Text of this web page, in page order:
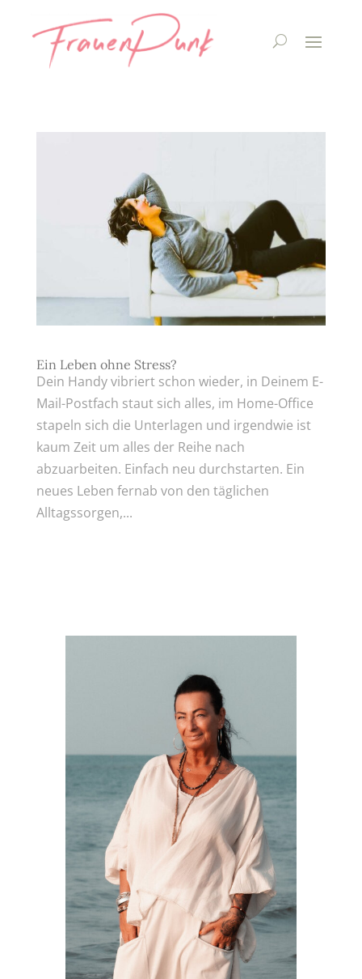
Ein Leben ohne Stress?
Dein Handy vibriert schon wieder, in Deinem E-
Mail-Postfach staut sich alles, im Home-Office
stapeln sich die Unterlagen und irgendwie ist
kaum Zeit um alles der Reihe nach
abzuarbeiten. Einfach neu durchstarten. Ein
neues Leben fernab von den täglichen
Alltagssorgen,...